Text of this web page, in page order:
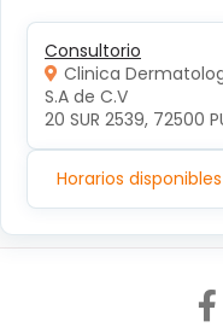
Consultorio
Clinica
S.A de C.V
20 SUR 2539, 72500
Horarios disponibles